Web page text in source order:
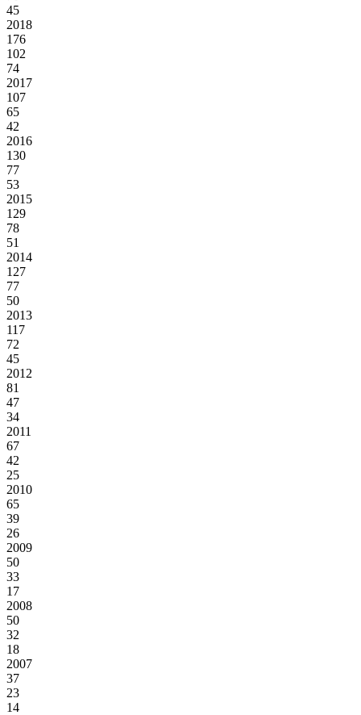
45
2018
176
102
74
2017
107
65
42
2016
130
77
53
2015
129
78
51
2014
127
77
50
2013
117
72
45
2012
81
47
34
2011
67
42
25
2010
65
39
26
2009
50
33
17
2008
50
32
18
2007
37
23
14